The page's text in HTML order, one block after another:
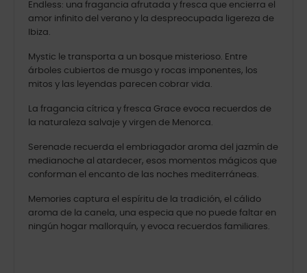
Endless: una fragancia afrutada y fresca que encierra el
amor infinito del verano y la despreocupada ligereza de
Ibiza.
Mystic le transporta a un bosque misterioso. Entre
árboles cubiertos de musgo y rocas imponentes, los
mitos y las leyendas parecen cobrar vida.
La fragancia cítrica y fresca Grace evoca recuerdos de
la naturaleza salvaje y virgen de Menorca.
Serenade recuerda el embriagador aroma del jazmín de
medianoche al atardecer, esos momentos mágicos que
conforman el encanto de las noches mediterráneas.
Memories captura el espíritu de la tradición, el cálido
aroma de la canela, una especia que no puede faltar en
ningún hogar mallorquín, y evoca recuerdos familiares.